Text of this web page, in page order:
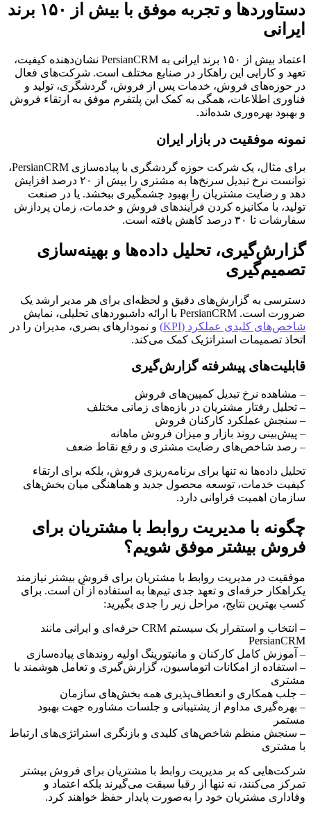
دستاوردها و تجربه موفق با بیش از ۱۵۰ برند
ایرانی
اعتماد بیش از ۱۵۰ برند ایرانی به PersianCRM نشان‌دهنده کیفیت،
تعهد و کارایی این راهکار در صنایع مختلف است. شرکت‌های فعال
در حوزه‌های فروش، خدمات پس از فروش، گردشگری، تولید و
فناوری اطلاعات، همگی به کمک این پلتفرم موفق به ارتقاء فروش
و بهبود بهره‌وری شده‌اند.
نمونه موفقیت در بازار ایران
برای مثال، یک شرکت حوزه گردشگری با پیاده‌سازی PersianCRM،
توانست نرخ تبدیل سرنخ‌ها به مشتری را بیش از ۲۰ درصد افزایش
دهد و رضایت مشتریان را بهبود چشمگیری ببخشد. یا در صنعت
تولید، با مکانیزه کردن فرآیندهای فروش و خدمات، زمان پردازش
سفارشات تا ۳۰ درصد کاهش یافته است.
گزارش‌گیری، تحلیل داده‌ها و بهینه‌سازی
تصمیم‌گیری
دسترسی به گزارش‌های دقیق و لحظه‌ای برای هر مدیر ارشد یک
ضرورت است. PersianCRM با ارائه داشبوردهای تحلیلی، نمایش
شاخص‌های کلیدی عملکرد (KPI)
و نمودارهای بصری، مدیران را در
اتخاذ تصمیمات استراتژیک کمک می‌کند.
قابلیت‌های پیشرفته گزارش‌گیری
– مشاهده نرخ تبدیل کمپین‌های فروش
– تحلیل رفتار مشتریان در بازه‌های زمانی مختلف
– سنجش عملکرد کارکنان فروش
– پیش‌بینی روند بازار و میزان فروش ماهانه
– رصد شاخص‌های رضایت مشتری و رفع نقاط ضعف
تحلیل داده‌ها نه تنها برای برنامه‌ریزی فروش، بلکه برای ارتقاء
کیفیت خدمات، توسعه محصول جدید و هماهنگی میان بخش‌های
سازمان اهمیت فراوانی دارد.
چگونه با مدیریت روابط با مشتریان برای
فروش بیشتر موفق شویم؟
موفقیت در مدیریت روابط با مشتریان برای فروش بیشتر نیازمند
یکراهکار حرفه‌ای و تعهد جدی تیم‌ها به استفاده از آن است. برای
کسب بهترین نتایج، مراحل زیر را جدی بگیرید:
– انتخاب و استقرار یک سیستم CRM حرفه‌ای و ایرانی مانند
PersianCRM
– آموزش کامل کارکنان و مانیتورینگ اولیه روندهای پیاده‌سازی
– استفاده از امکانات اتوماسیون، گزارش‌گیری و تعامل هوشمند با
مشتری
– جلب همکاری و انعطاف‌پذیری همه بخش‌های سازمان
– بهره‌گیری مداوم از پشتیبانی و جلسات مشاوره جهت بهبود
مستمر
– سنجش منظم شاخص‌های کلیدی و بازنگری استراتژی‌های ارتباط
با مشتری
شرکت‌هایی که بر مدیریت روابط با مشتریان برای فروش بیشتر
تمرکز می‌کنند، نه تنها از رقبا سبقت می‌گیرند بلکه اعتماد و
وفاداری مشتریان خود را به‌صورت پایدار حفظ خواهند کرد.